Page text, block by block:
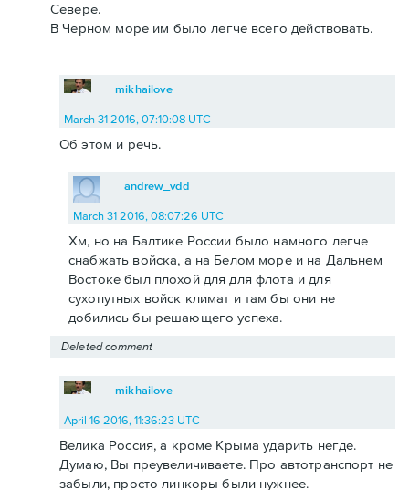
Севере.
В Черном море им было легче всего действовать.
mikhailove
March 31 2016, 07:10:08 UTC
Об этом и речь.
andrew_vdd
March 31 2016, 08:07:26 UTC
Хм, но на Балтике России было намного легче
снабжать войска, а на Белом море и на Дальнем
Востоке был плохой для для флота и для
сухопутных войск климат и там бы они не
добились бы решающего успеха.
Deleted comment
mikhailove
April 16 2016, 11:36:23 UTC
Велика Россия, а кроме Крыма ударить негде.
Думаю, Вы преувеличиваете. Про автотранспорт не
забыли, просто линкоры были нужнее.